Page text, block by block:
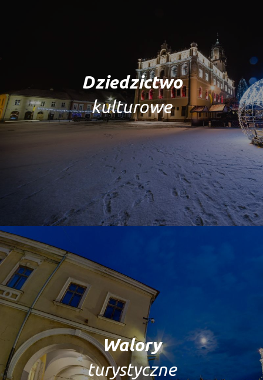
Dziedzictwo
kulturowe
Walory
turystyczne